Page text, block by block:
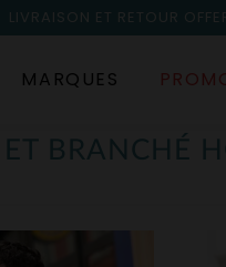
LIVRAISON ET RETOUR
MARQUES
BRANCHÉ